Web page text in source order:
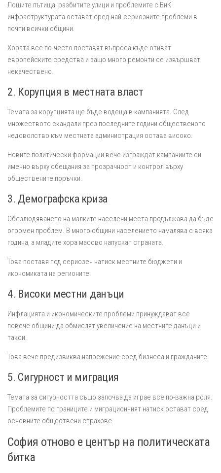
Лошите пътища, разбитите улици и проблемите с ВиК
инфраструктурата остават сред най-сериозните проблеми в
почти всички общини.
Хората все по-често поставят въпроса къде отиват
европейските средства и защо много ремонти се извършват
некачествено.
2. Корупция в местната власт
Темата за корупцията ще бъде водеща в кампанията. След
множеството скандали през последните години общественото
недоволство към местната администрация остава високо.
Новите политически формации вече изграждат кампаниите си
именно върху обещания за прозрачност и контрол върху
обществените поръчки.
3. Демографска криза
Обезлюдяването на малките населени места продължава да бъде
огромен проблем. В много общини населението намалява с всяка
година, а младите хора масово напускат страната.
Това поставя под сериозен натиск местните бюджети и
икономиката на регионите.
4. Високи местни данъци
Инфлацията и икономическите проблеми принуждават все
повече общини да обмислят увеличение на местните данъци и
такси.
Това вече предизвиква напрежение сред бизнеса и гражданите.
5. Сигурност и миграция
Темата за сигурността също започва да играе все по-важна роля.
Проблемите по границите и миграционният натиск остават сред
основните обществени страхове.
София отново е център на политическата
битка